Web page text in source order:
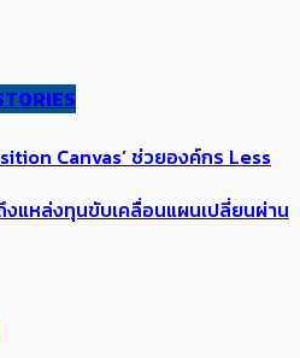
Canvas’ ช่วย​องค์กร​ Less
งแหล่งทุนขับเคลื่อนแผนเปลี่ยนผ่าน